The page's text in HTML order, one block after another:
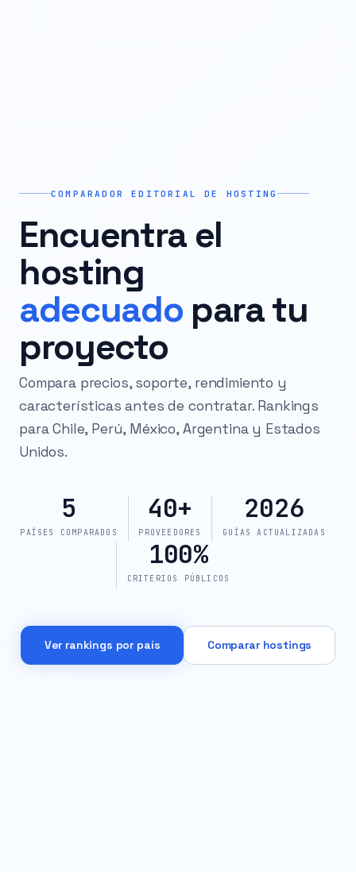
COMPARADOR EDITORIAL DE HOSTING
Encuentra el
hosting
adecuado para tu
proyecto
Compara precios, soporte, rendimiento y
características antes de contratar. Rankings
para Chile, Perú, México, Argentina y Estados
Unidos.
5
PAÍSES COMPARADOS
40+
PROVEEDORES
2026
GUÍAS ACTUALIZADAS
100%
CRITERIOS PÚBLICOS
Ver rankings por país Comparar hostings